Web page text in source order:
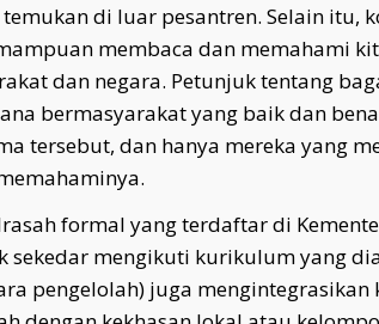
di luar pesantren. Selain itu,
membaca dan memahami
dan negara. Petunjuk tentang
bermasyarakat yang baik dan
tersebut, dan hanya mereka yang
formal yang terdaftar di
sekedar mengikuti kurikulum yang
pengelolah) juga